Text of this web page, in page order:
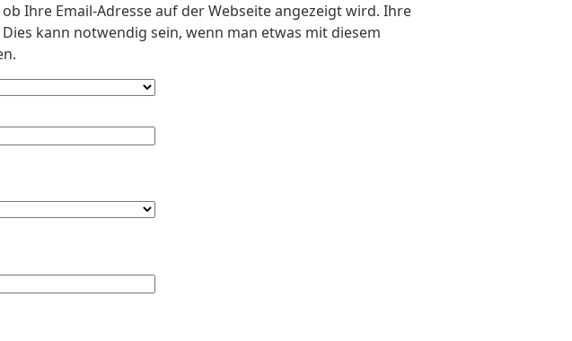
Ihre Email-Adresse auf der Webseite angezeigt wird. Ihre
kann notwendig sein, wenn man etwas mit diesem